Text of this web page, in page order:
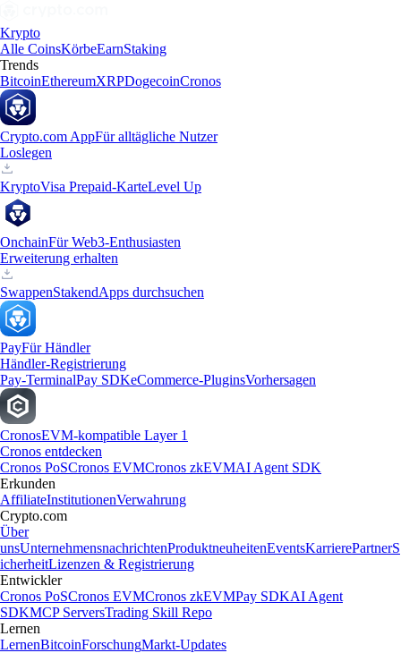
Krypto
Alle CoinsKörbeEarnStaking
Trends
BitcoinEthereumXRPDogecoinCronos
Crypto.com AppFür alltägliche Nutzer
Loslegen
KryptoVisa Prepaid-KarteLevel Up
OnchainFür Web3-Enthusiasten
Erweiterung erhalten
SwappenStakendApps durchsuchen
PayFür Händler
Händler-Registrierung
Pay-TerminalPay SDKeCommerce-PluginsVorhersagen
CronosEVM-kompatible Layer 1
Cronos entdecken
Cronos PoSCronos EVMCronos zkEVMAI Agent SDK
Erkunden
AffiliateInstitutionenVerwahrung
Crypto.com
Über
unsUnternehmensnachrichtenProduktneuheitenEventsKarrierePartnerS
icherheitLizenzen & Registrierung
Entwickler
Cronos PoSCronos EVMCronos zkEVMPay SDKAI Agent
SDKMCP ServersTrading Skill Repo
Lernen
LernenBitcoinForschungMarkt-Updates